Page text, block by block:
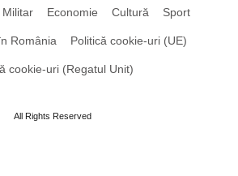
Militar Economie Cultură Sport
România Politică cookie-uri (UE)
cookie-uri (Regatul Unit)
All Rights Reserved